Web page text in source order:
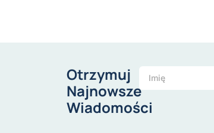
Otrzymuj
Najnowsze
Wiadomości